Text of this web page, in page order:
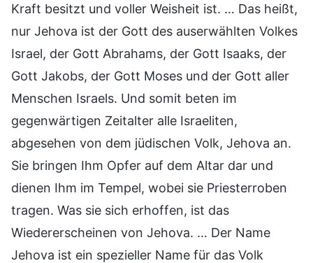
Kraft besitzt und voller Weisheit ist. … Das heißt,
nur Jehova ist der Gott des auserwählten Volkes
Israel, der Gott Abrahams, der Gott Isaaks, der
Gott Jakobs, der Gott Moses und der Gott aller
Menschen Israels. Und somit beten im
gegenwärtigen Zeitalter alle Israeliten,
abgesehen von dem jüdischen Volk, Jehova an.
Sie bringen Ihm Opfer auf dem Altar dar und
dienen Ihm im Tempel, wobei sie Priesterroben
tragen. Was sie sich erhoffen, ist das
Wiedererscheinen von Jehova. … Der Name
Jehova ist ein spezieller Name für das Volk